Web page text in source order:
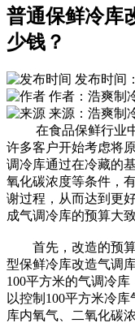
普通保鲜冷库
少钱？
发布时间
作者：浩爽制
来源：浩爽制
在食品保鲜行业中
许多客户开始考虑将
调冷库通过在冷藏的
氧化碳浓度等条件，
谢过程，从而达到更
成气调冷库的预算大
首先，改造的预算
型保鲜冷库改造气调
100平方米的气调冷
以控制100平方米冷
库内氧气、二氧化碳